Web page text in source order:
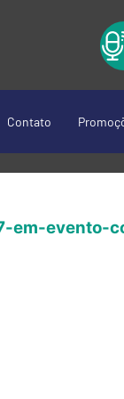
Contato
em-evento-